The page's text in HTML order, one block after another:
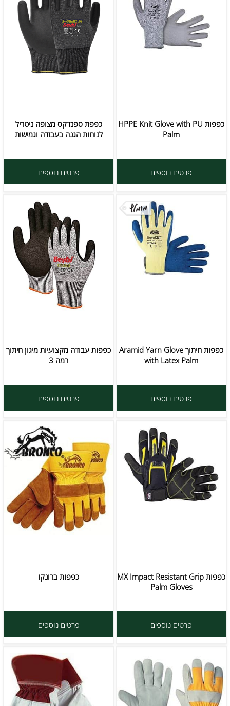
כפפות HPPE Knit Glove with PU
Palm
פרטים נוספים
כפפת ספנדקס מצופה ניטריל
לנוחות הגנה בעבודה וגמישות
פרטים נוספים
כפפות חיתוך Aramid Yarn Glove
with Latex Palm
פרטים נוספים
כפפות עבודה מקצועיות מיגון חיתוך
רמה 3
פרטים נוספים
כפפות MX Impact Resistant Grip
Palm Gloves
פרטים נוספים
כפפות ברונקו
פרטים נוספים